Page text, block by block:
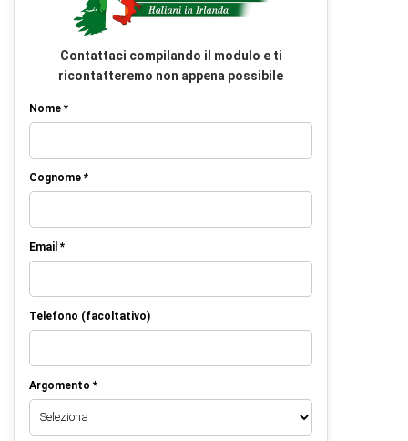
Contattaci compilando il modulo e ti
ricontatteremo non appena possibile
Nome *
Cognome *
Email *
Telefono (facoltativo)
Argomento *